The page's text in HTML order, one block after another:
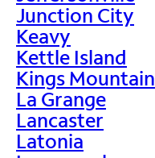
Junction City
Keavy
Kettle Island
Kings Mountain
La Grange
Lancaster
Latonia